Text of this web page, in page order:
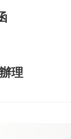
理